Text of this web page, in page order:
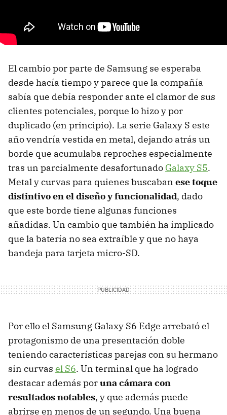
El cambio por parte de Samsung se esperaba
desde hacía tiempo y parece que la compañía
sabía que debía responder ante el clamor de sus
clientes potenciales, porque lo hizo y por
duplicado (en principio). La serie Galaxy S este
año vendría vestida en metal, dejando atrás un
borde que acumulaba reproches especialmente
tras un parcialmente desafortunado Galaxy S5.
Metal y curvas para quienes buscaban ese toque
distintivo en el diseño y funcionalidad, dado
que este borde tiene algunas funciones
añadidas. Un cambio que también ha implicado
que la batería no sea extraíble y que no haya
bandeja para tarjeta micro-SD.
Por ello el Samsung Galaxy S6 Edge arrebató el
protagonismo de una presentación doble
teniendo características parejas con su hermano
sin curvas el S6. Un terminal que ha logrado
destacar además poruna cámara con
resultados notables, y que además puede
abrirse en menos de un segundo. Una buena